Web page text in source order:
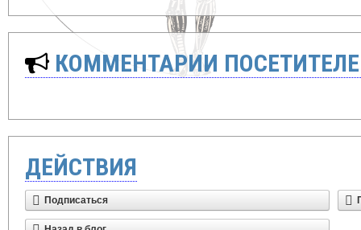
КОММЕНТАРИИ
ДЕЙСТВИЯ
Подписаться